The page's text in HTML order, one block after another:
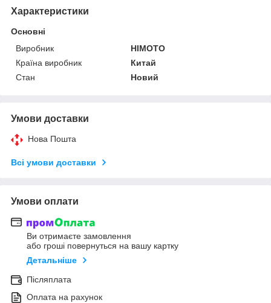
Характеристики
Основні
Виробник
HIMOTO
Країна виробник
Китай
Стан
Новий
Умови доставки
Нова Пошта
Всі умови доставки
Умови оплати
Ви отримаєте замовлення
або гроші повернуться на вашу картку
Детальніше
Післяплата
Оплата на рахунок